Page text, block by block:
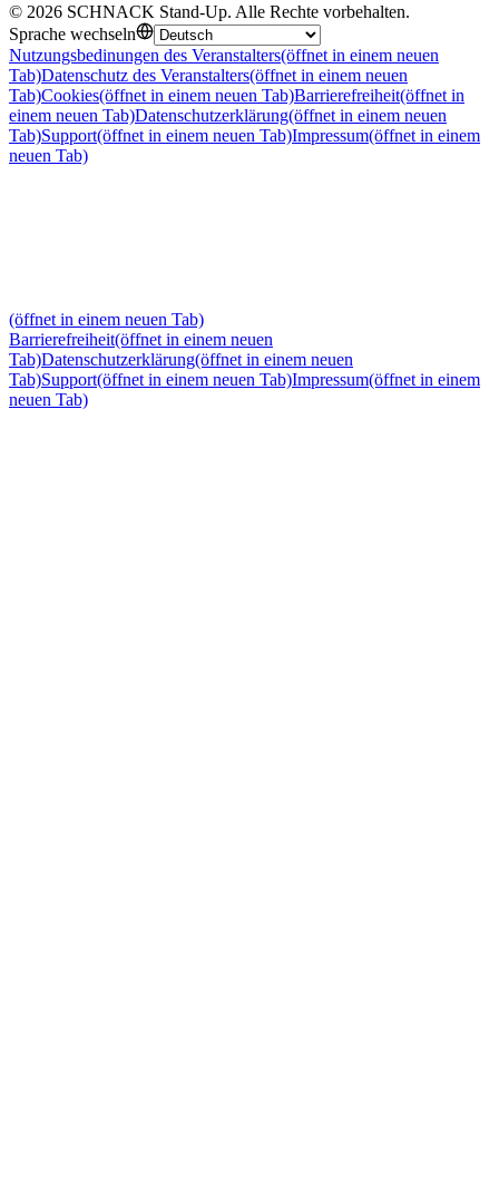
© 2026 SCHNACK Stand-Up. Alle Rechte vorbehalten.
Sprache wechseln
Nutzungsbedinungen des Veranstalters(öffnet in einem neuen
Tab)Datenschutz des Veranstalters(öffnet in einem neuen
Tab)Cookies(öffnet in einem neuen Tab)Barrierefreiheit(öffnet in
einem neuen Tab)Datenschutzerklärung(öffnet in einem neuen
Tab)Support(öffnet in einem neuen Tab)Impressum(öffnet in einem
neuen Tab)
(öffnet in einem neuen Tab)
Barrierefreiheit(öffnet in einem neuen
Tab)Datenschutzerklärung(öffnet in einem neuen
Tab)Support(öffnet in einem neuen Tab)Impressum(öffnet in einem
neuen Tab)